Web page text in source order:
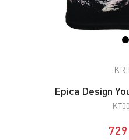
Epica Design